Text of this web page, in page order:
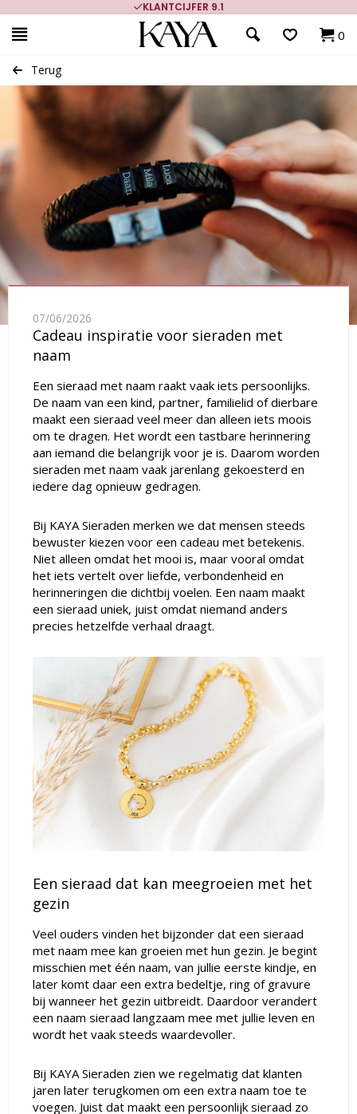
700.000+ TEVREDEN KLANTEN
0
Terug
07/06/2026
Cadeau inspiratie voor sieraden met
naam
Een sieraad met naam raakt vaak iets persoonlijks.
De naam van een kind, partner, familielid of dierbare
maakt een sieraad veel meer dan alleen iets moois
om te dragen. Het wordt een tastbare herinnering
aan iemand die belangrijk voor je is. Daarom worden
sieraden met naam vaak jarenlang gekoesterd en
iedere dag opnieuw gedragen.
Bij KAYA Sieraden merken we dat mensen steeds
bewuster kiezen voor een cadeau met betekenis.
Niet alleen omdat het mooi is, maar vooral omdat
het iets vertelt over liefde, verbondenheid en
herinneringen die dichtbij voelen. Een naam maakt
een sieraad uniek, juist omdat niemand anders
precies hetzelfde verhaal draagt.
Een sieraad dat kan meegroeien met het
gezin
Veel ouders vinden het bijzonder dat een sieraad
met naam mee kan groeien met hun gezin. Je begint
misschien met één naam, van jullie eerste kindje, en
later komt daar een extra bedeltje, ring of gravure
bij wanneer het gezin uitbreidt. Daardoor verandert
een naam sieraad langzaam mee met jullie leven en
wordt het vaak steeds waardevoller.
Bij KAYA Sieraden zien we regelmatig dat klanten
jaren later terugkomen om een extra naam toe te
voegen. Juist dat maakt een persoonlijk sieraad zo